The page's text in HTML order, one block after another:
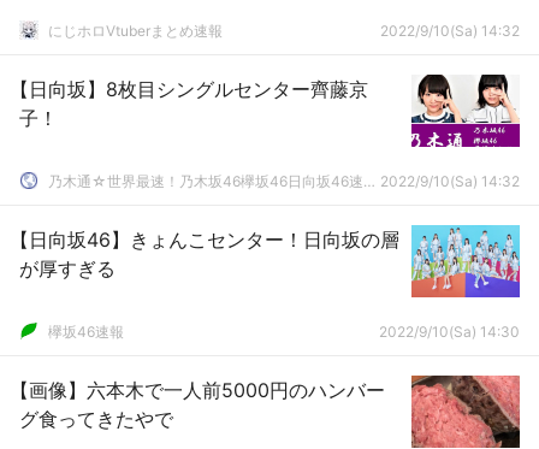
にじホロVtuberまとめ速報 2022/9/10(Sa) 14:32
【日向坂】8枚目シングルセンター齊藤京
子！
乃木通☆世界最速！乃木坂46欅坂46日向坂46速報まとめ 2022/9/10(Sa) 14:32
【日向坂46】きょんこセンター！日向坂の層
が厚すぎる
欅坂46速報 2022/9/10(Sa) 14:30
【画像】六本木で一人前5000円のハンバー
グ食ってきたやで